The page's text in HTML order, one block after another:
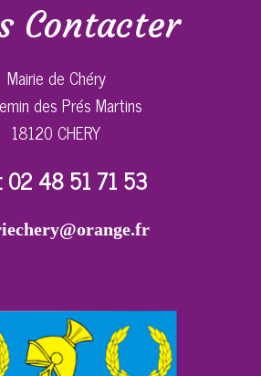
Contacter
Mairie de Chéry
des Prés Martins
18120 CHERY
02 48 51 71 53